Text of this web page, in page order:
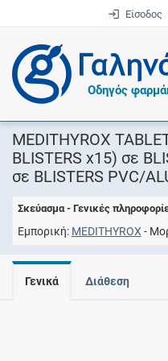
Είσοδος
Οδηγός
MEDITHYROX
BLISTERS x15) σε
σε BLISTERS PVC/
Σκεύασμα - Γενικές
Εμπορική MEDITHYROX
Γενικά Διάθεση